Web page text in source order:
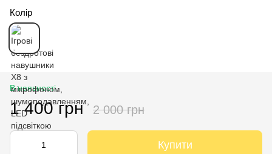
Колір
В наявності
1 400 грн 2 000 грн
Купити